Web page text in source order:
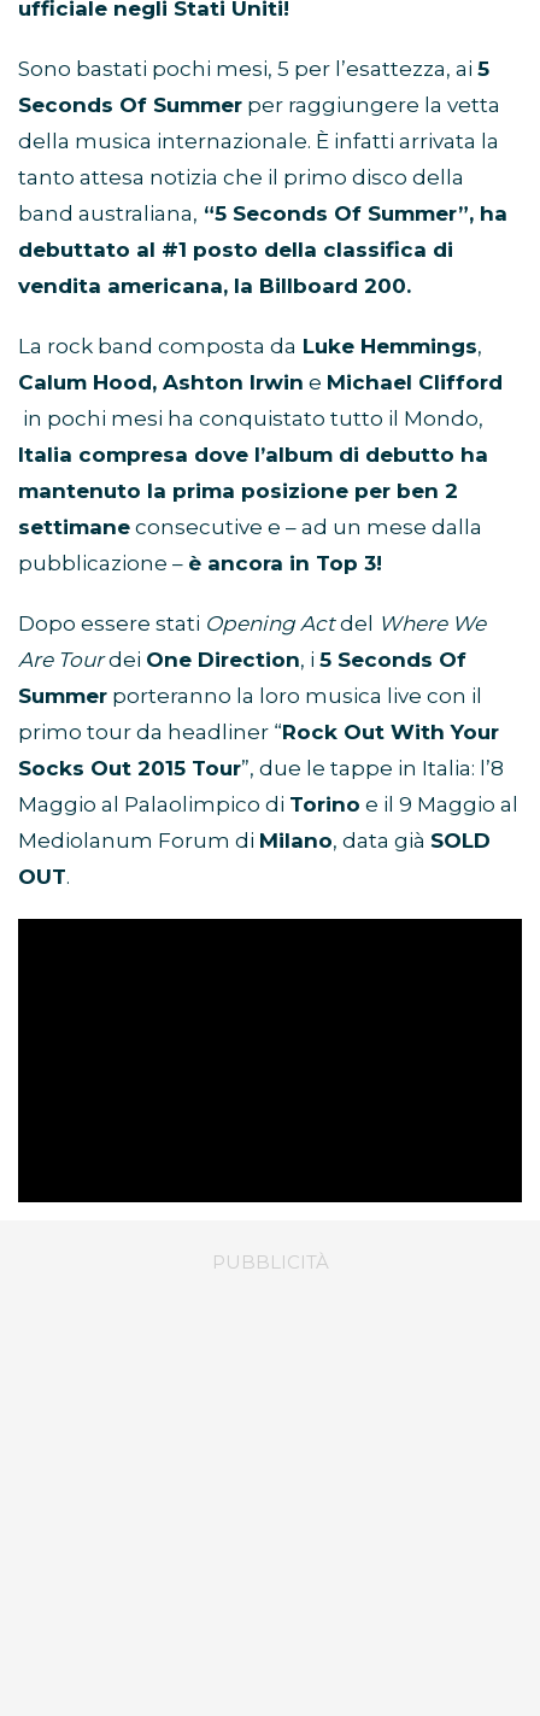
ufficiale negli Stati Uniti!
Sono bastati pochi mesi, 5 per l’esattezza, ai 5
Seconds Of Summer per raggiungere la vetta
della musica internazionale. È infatti arrivata la
tanto attesa notizia che il primo disco della
band australiana, “5 Seconds Of Summer”, ha
debuttato al #1 posto della classifica di
vendita americana, la Billboard 200.
La rock band composta da Luke Hemmings,
Calum Hood, Ashton Irwin e Michael Clifford
in pochi mesi ha conquistato tutto il Mondo,
Italia compresa dove l’album di debutto ha
mantenuto la prima posizione per ben 2
settimane consecutive e – ad un mese dalla
pubblicazione – è ancora in Top 3!
Dopo essere stati Opening Actdel
Where We
Are Tourdei One Direction, i 5 Seconds Of
Summer porteranno la loro musica live con il
primo tour da headliner “Rock Out With Your
Socks Out 2015 Tour”, due le tappe in Italia: l’8
Maggio al Palaolimpico di Torino e il 9 Maggio al
Mediolanum Forum di Milano, data già SOLD
OUT.